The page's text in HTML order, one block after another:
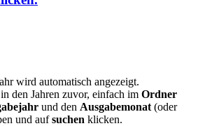
wird automatisch angezeigt.
den Jahren zuvor, einfach im Ordner
und den Ausgabemonat (oder
und aufsuchen klicken.